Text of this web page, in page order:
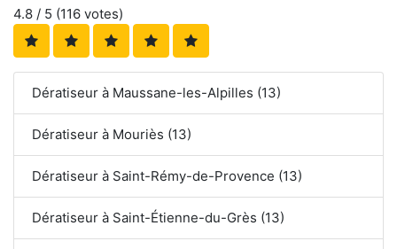
4.8 / 5 (116 votes)
Dératiseur à Maussane-les-Alpilles (13)
Dératiseur à Mouriès (13)
Dératiseur à Saint-Rémy-de-Provence (13)
Dératiseur à Saint-Étienne-du-Grès (13)